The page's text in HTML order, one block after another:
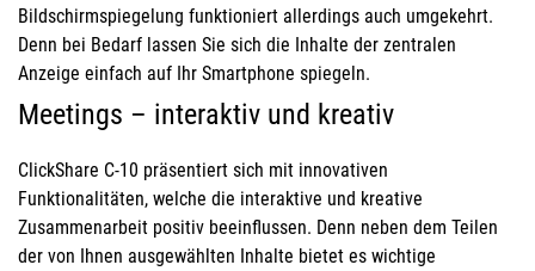
Bildschirmspiegelung funktioniert allerdings auch umgekehrt.
Denn bei Bedarf lassen Sie sich die Inhalte der zentralen
Anzeige einfach auf Ihr Smartphone spiegeln.
Meetings – interaktiv und kreativ
ClickShare C-10 präsentiert sich mit innovativen
Funktionalitäten, welche die interaktive und kreative
Zusammenarbeit positiv beeinflussen. Denn neben dem Teilen
der von Ihnen ausgewählten Inhalte bietet es wichtige